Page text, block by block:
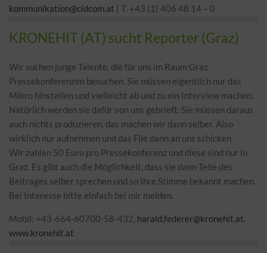
kommunikation@cidcom.at | T. +43 (1) 406 48 14 – 0
KRONEHIT (AT) sucht Reporter (Graz)
Wir suchen junge Talente, die für uns im Raum Graz
Pressekonferenzen besuchen. Sie müssen eigentlich nur das
Mikro hinstellen und vielleicht ab und zu ein Interview machen.
Natürlich werden sie dafür von uns gebrieft. Sie müssen daraus
auch nichts produzieren, das machen wir dann selber. Also
wirklich nur aufnehmen und das File dann an uns schicken.
Wir zahlen 50 Euro pro Pressekonferenz und diese sind nur in
Graz. Es gibt auch die Möglichkeit, dass sie dann Teile des
Beitrages selber sprechen und so Ihre Stimme bekannt machen.
Bei Interesse bitte einfach bei mir melden.
Mobil: +43-664-60700-58-432, harald.federer@kronehit.at,
www.kronehit.at